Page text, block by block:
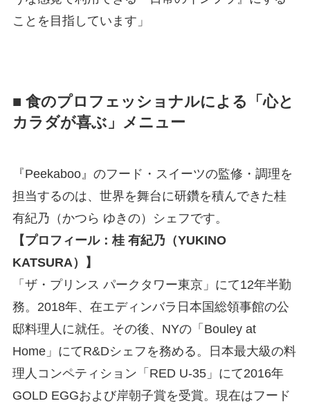
ことを目指しています」
■ 食のプロフェッショナルによる「心と
カラダが喜ぶ」メニュー
『Peekaboo』のフード・スイーツの監修・調理を
担当するのは、世界を舞台に研鑽を積んできた桂
有紀乃（かつら ゆきの）シェフです。
【プロフィール：桂 有紀乃（YUKINO
KATSURA）】
「ザ・プリンス パークタワー東京」にて12年半勤
務。2018年、在エディンバラ日本国総領事館の公
邸料理人に就任。その後、NYの「Bouley at
Home」にてR&Dシェフを務める。日本最大級の料
理人コンペティション「RED U-35」にて2016年
GOLD EGGおよび岸朝子賞を受賞。現在はフード